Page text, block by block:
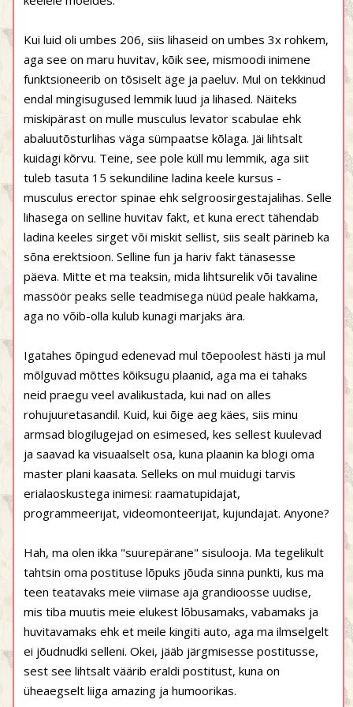
Kui luid oli umbes 206, siis lihaseid on umbes 3x rohkem,
aga see on maru huvitav, kõik see, mismoodi inimene
funktsioneerib on tõsiselt äge ja paeluv. Mul on tekkinud
endal mingisugused lemmik luud ja lihased. Näiteks
miskipärast on mulle musculus levator scabulae ehk
abaluutõsturlihas väga sümpaatse kõlaga. Jäi lihtsalt
kuidagi kõrvu. Teine, see pole küll mu lemmik, aga siit
tuleb tasuta 15 sekundiline ladina keele kursus -
musculus erector spinae ehk selgroosirgestajalihas. Selle
lihasega on selline huvitav fakt, et kuna erect tähendab
ladina keeles sirget või miskit sellist, siis sealt pärineb ka
sõna erektsioon. Selline fun ja hariv fakt tänasesse
päeva. Mitte et ma teaksin, mida lihtsurelik või tavaline
massöör peaks selle teadmisega nüüd peale hakkama,
aga no võib-olla kulub kunagi marjaks ära.
Igatahes õpingud edenevad mul tõepoolest hästi ja mul
mõlguvad mõttes kõiksugu plaanid, aga ma ei tahaks
neid praegu veel avalikustada, kui nad on alles
rohujuuretasandil. Kuid, kui õige aeg käes, siis minu
armsad blogilugejad on esimesed, kes sellest kuulevad
ja saavad ka visuaalselt osa, kuna plaanin ka blogi oma
master plani kaasata. Selleks on mul muidugi tarvis
erialaoskustega inimesi: raamatupidajat,
programmeerijat, videomonteerijat, kujundajat. Anyone?
Hah, ma olen ikka "suurepärane" sisulooja. Ma tegelikult
tahtsin oma postituse lõpuks jõuda sinna punkti, kus ma
teen teatavaks meie viimase aja grandioosse uudise,
mis tiba muutis meie elukest lõbusamaks, vabamaks ja
huvitavamaks ehk et meile kingiti auto, aga ma ilmselgelt
ei jõudnudki selleni. Okei, jääb järgmisesse postitusse,
sest see lihtsalt väärib eraldi postitust, kuna on
üheaegselt liiga amazing ja humoorikas.